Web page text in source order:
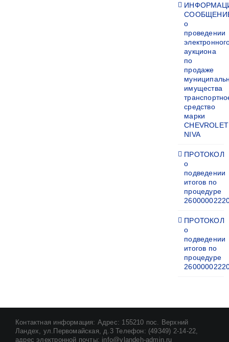
о
проведении
аукциона
по
продаже
имущества
средство
марки
CHEVROLET
NIVA
ПРОТОКОЛ
о
подведении
итогов по
процедуре
ПРОТОКОЛ
о
подведении
итогов по
процедуре
Контактная информация: Адрес: 155210 пос. Верхний
Ландех, ул.Первомайская, д.3 Телефон: (49349) 2-14-22,
адрес электронной почты: info@vlandeh-admin.ru